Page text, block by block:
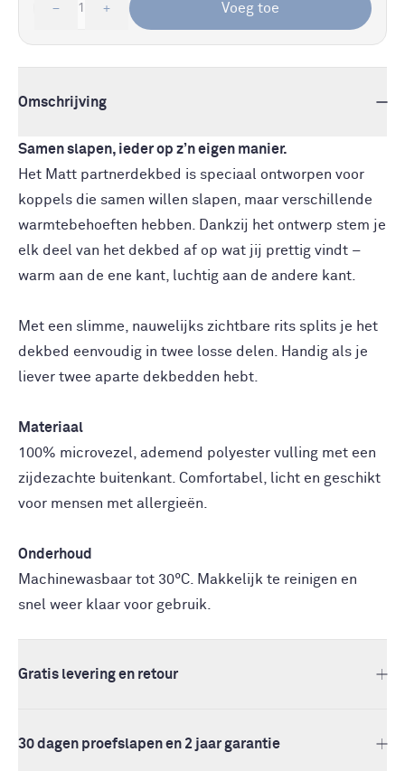
1 Voeg toe
Omschrijving
Samen slapen, ieder op z’n eigen manier.
Het Matt partnerdekbed is speciaal ontworpen voor
koppels die samen willen slapen, maar verschillende
warmtebehoeften hebben. Dankzij het ontwerp stem je
elk deel van het dekbed af op wat jij prettig vindt –
warm aan de ene kant, luchtig aan de andere kant.
Met een slimme, nauwelijks zichtbare rits splits je het
dekbed eenvoudig in twee losse delen. Handig als je
liever twee aparte dekbedden hebt.
Materiaal
100% microvezel, ademend polyester vulling met een
zijdezachte buitenkant. Comfortabel, licht en geschikt
voor mensen met allergieën.
Onderhoud
Machinewasbaar tot 30°C. Makkelijk te reinigen en
snel weer klaar voor gebruik.
Gratis levering en retour
30 dagen proefslapen en 2 jaar garantie